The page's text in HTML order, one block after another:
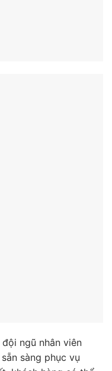
ngũ nhân viên
sàng phục vụ